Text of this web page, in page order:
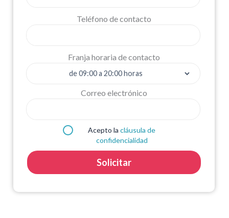
Teléfono de contacto
Franja horaria de contacto
Correo electrónico
Acepto la cláusula de
confidencialidad
Solicitar